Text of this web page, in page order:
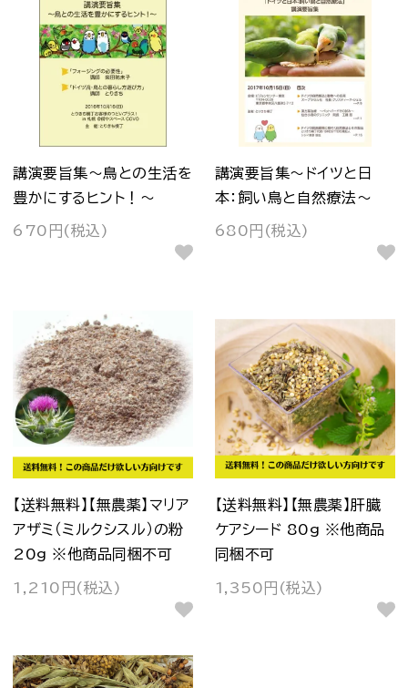
講演要旨集～鳥との生活を
豊かにするヒント！～
670円(税込)
講演要旨集～ドイツと日
本：飼い鳥と自然療法～
680円(税込)
【送料無料】【無農薬】マリア
アザミ（ミルクシスル）の粉
20g ※他商品同梱不可
1,210円(税込)
【送料無料】【無農薬】肝臓
ケアシード 80g ※他商品
同梱不可
1,350円(税込)